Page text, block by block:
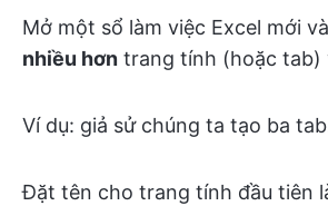
Mở một sổ làm việc Excel mới
nhiều hơn trang tính (hoặc tab)
Ví dụ: giả sử chúng ta tạo ba
Đặt tên cho trang tính đầu tiên